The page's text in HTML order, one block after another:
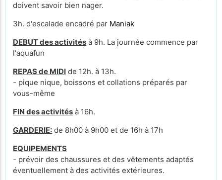
doivent savoir bien nager.
3h. d'escalade encadré par Maniak
DEBUT des activités à 9h. La journée commence par
l'aquafun
REPAS de MIDI de 12h. à 13h.
- pique nique, boissons et collations préparés par
vous-même
FIN des activités à 16h.
GARDERIE: de 8h00 à 9h00 et de 16h à 17h
EQUIPEMENTS
- prévoir des chaussures et des vêtements adaptés
éventuellement à des activités extérieures.